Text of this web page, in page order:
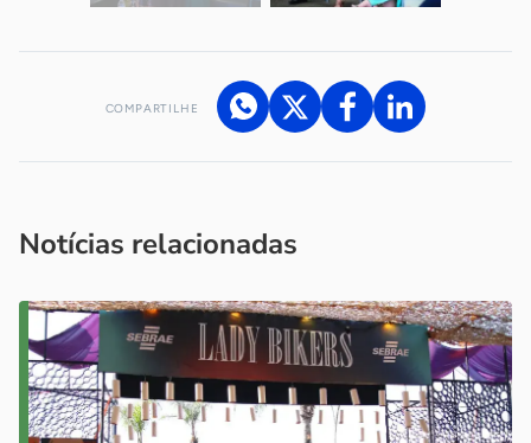
COMPARTILHE
Notícias relacionadas